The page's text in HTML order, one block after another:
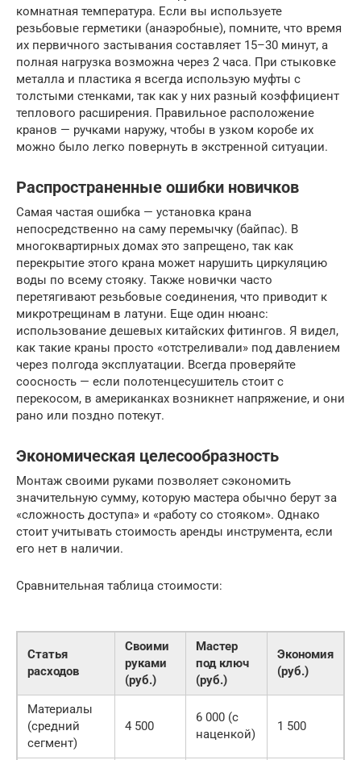
комнатная температура. Если вы используете
резьбовые герметики (анаэробные), помните, что время
их первичного застывания составляет 15–30 минут, а
полная нагрузка возможна через 2 часа. При стыковке
металла и пластика я всегда использую муфты с
толстыми стенками, так как у них разный коэффициент
теплового расширения. Правильное расположение
кранов — ручками наружу, чтобы в узком коробе их
можно было легко повернуть в экстренной ситуации.
Распространенные ошибки новичков
Самая частая ошибка — установка крана
непосредственно на саму перемычку (байпас). В
многоквартирных домах это запрещено, так как
перекрытие этого крана может нарушить циркуляцию
воды по всему стояку. Также новички часто
перетягивают резьбовые соединения, что приводит к
микротрещинам в латуни. Еще один нюанс:
использование дешевых китайских фитингов. Я видел,
как такие краны просто «отстреливали» под давлением
через полгода эксплуатации. Всегда проверяйте
соосность — если полотенцесушитель стоит с
перекосом, в американках возникнет напряжение, и они
рано или поздно потекут.
Экономическая целесообразность
Монтаж своими руками позволяет сэкономить
значительную сумму, которую мастера обычно берут за
«сложность доступа» и «работу со стояком». Однако
стоит учитывать стоимость аренды инструмента, если
его нет в наличии.
Сравнительная таблица стоимости:
Статья
расходов
Своими
руками
(руб.)
Мастер
под ключ
(руб.)
Экономия
(руб.)
Материалы
(средний
сегмент)
4 500
6 000 (с
наценкой)
1 500